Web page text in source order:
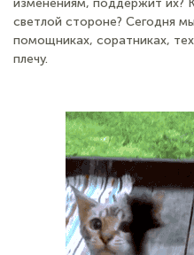
изменениям, поддержит их?
светлой стороне? Сегодня
помощниках, соратниках,
плечу.